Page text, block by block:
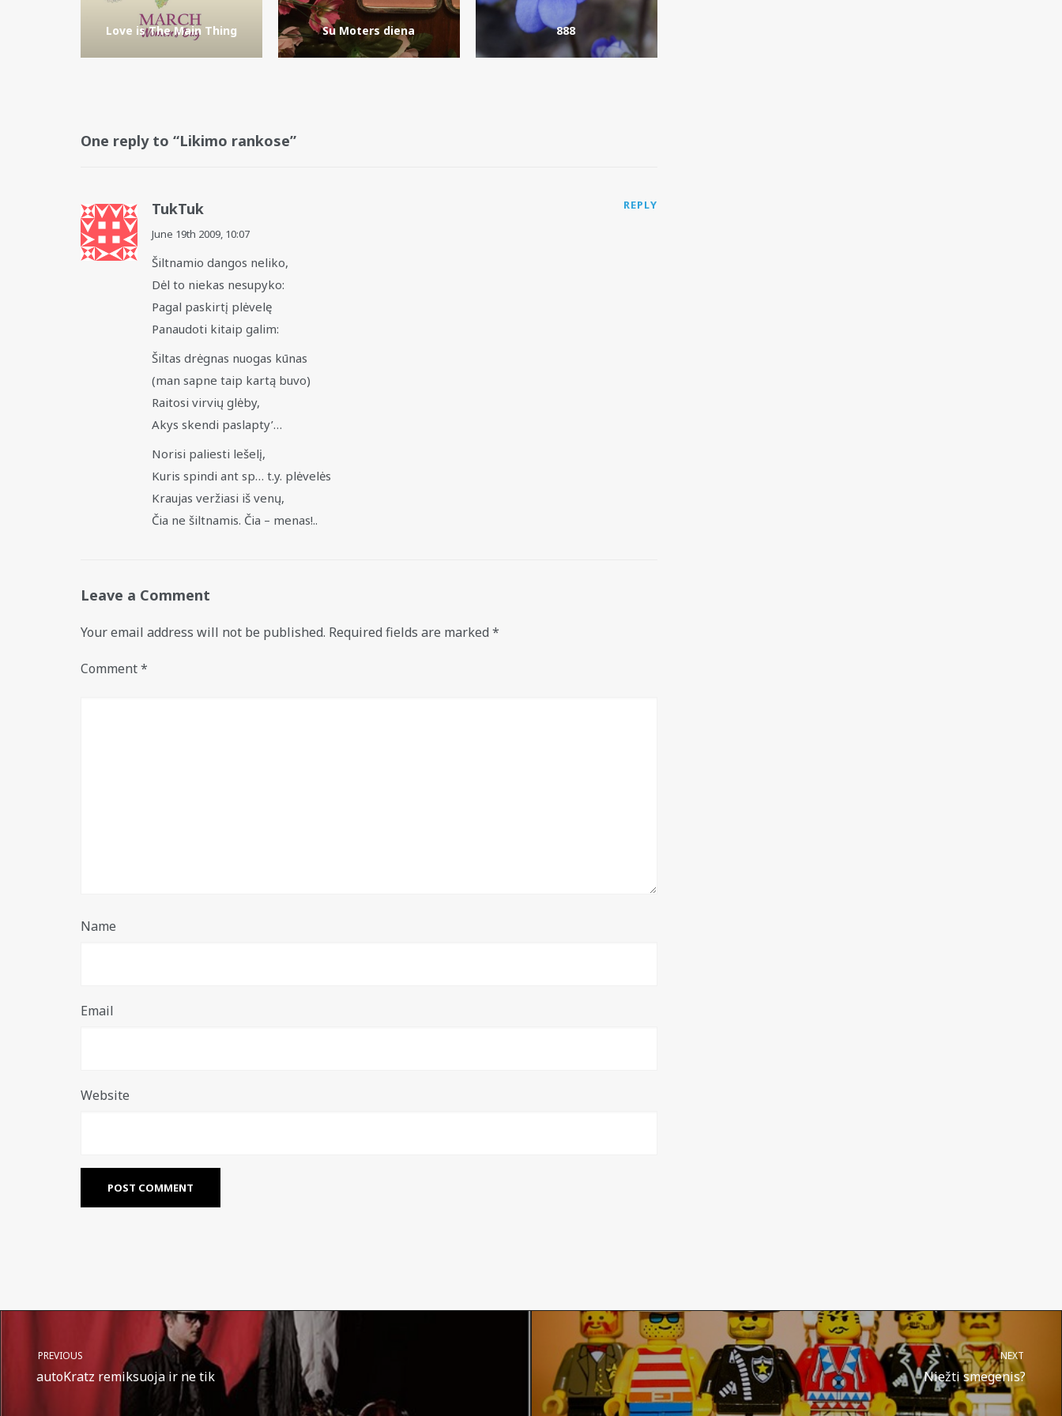
Love is The Main Thing Su Moters diena 888
One reply to “Likimo rankose”
TukTuk
June 19th 2009, 10:07
Šiltnamio dangos neliko,
Dėl to niekas nesupyko:
Pagal paskirtį plėvelę
Panaudoti kitaip galim:
Šiltas drėgnas nuogas kūnas
(man sapne taip kartą buvo)
Raitosi virvių glėby,
Akys skendi paslapty’…
Norisi paliesti lešelį,
Kuris spindi ant sp… t.y. plėvelės
Kraujas veržiasi iš venų,
Čia ne šiltnamis. Čia – menas!..
REPLY
Leave a Comment
Your email address will not be published. Required fields are marked *
Comment*
Name
Email
Website
PREVIOUS
autoKratz remiksuoja ir ne tik
NEXT
Niežti smegenis?